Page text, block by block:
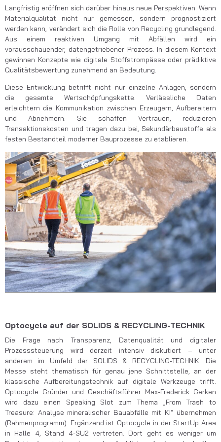
Langfristig eröffnen sich darüber hinaus neue Perspektiven. Wenn
Materialqualität nicht nur gemessen, sondern prognostiziert
werden kann, verändert sich die Rolle von Recycling grundlegend.
Aus einem reaktiven Umgang mit Abfällen wird ein
vorausschauender, datengetriebener Prozess. In diesem Kontext
gewinnen Konzepte wie digitale Stoffstrompässe oder prädiktive
Qualitätsbewertung zunehmend an Bedeutung.
Diese Entwicklung betrifft nicht nur einzelne Anlagen, sondern
die gesamte Wertschöpfungskette. Verlässliche Daten
erleichtern die Kommunikation zwischen Erzeugern, Aufbereitern
und Abnehmern. Sie schaffen Vertrauen, reduzieren
Transaktionskosten und tragen dazu bei, Sekundärbaustoffe als
festen Bestandteil moderner Bauprozesse zu etablieren.
Optocycle auf der SOLIDS & RECYCLING-TECHNIK
Die Frage nach Transparenz, Datenqualität und digitaler
Prozesssteuerung wird derzeit intensiv diskutiert – unter
anderem im Umfeld der SOLIDS & RECYCLING-TECHNIK. Die
Messe steht thematisch für genau jene Schnittstelle, an der
klassische Aufbereitungstechnik auf digitale Werkzeuge trifft.
Optocycle Gründer und Geschäftsführer Max-Frederick Gerken
wird dazu einen Speaking Slot zum Thema „From Trash to
Treasure: Analyse mineralischer Bauabfälle mit KI“ übernehmen
(Rahmenprogramm). Ergänzend ist Optocycle in der StartUp Area
in Halle 4, Stand 4-SU2 vertreten. Dort geht es weniger um